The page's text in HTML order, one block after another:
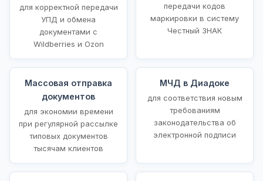
для корректной передачи
УПД и обмена
документами с
Wildberries и Ozon
передачи кодов
маркировки в систему
Честный ЗНАК
Массовая отправка
документов
для экономии времени
при регулярной рассылке
типовых документов
тысячам клиентов
МЧД в Диадоке
для соответствия новым
требованиям
законодательства об
электронной подписи